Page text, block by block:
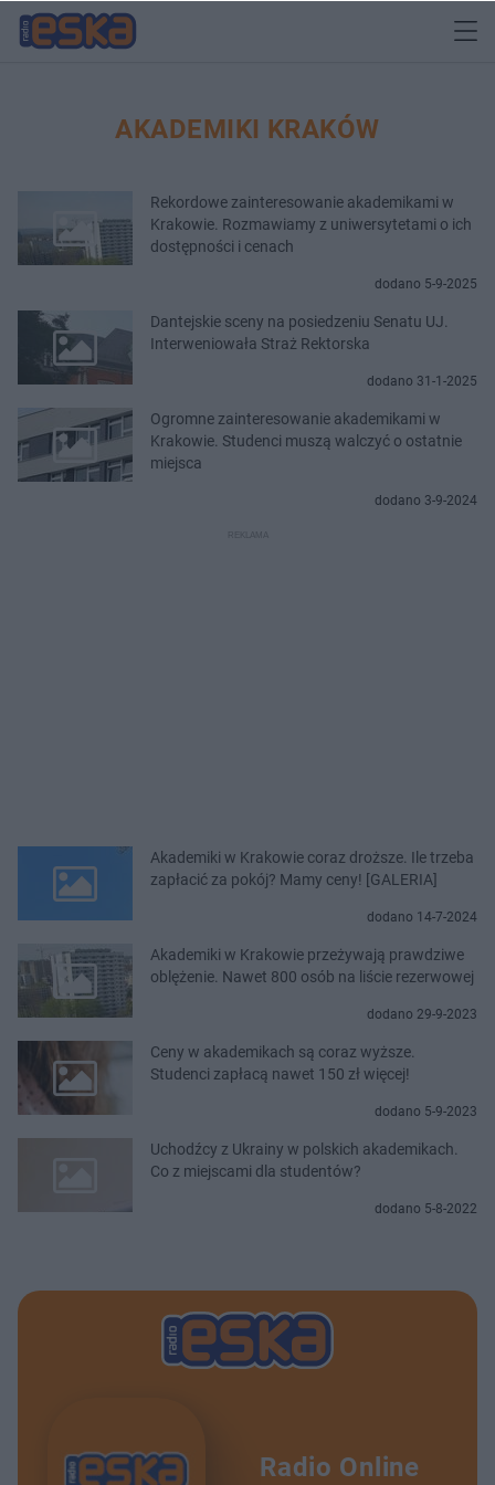
AKADEMIKI KRAKÓW
Rekordowe zainteresowanie akademikami w
Krakowie. Rozmawiamy z uniwersytetami o ich
dostępności i cenach
dodano 5-9-2025
Dantejskie sceny na posiedzeniu Senatu UJ.
Interweniowała Straż Rektorska
dodano 31-1-2025
Ogromne zainteresowanie akademikami w
Krakowie. Studenci muszą walczyć o ostatnie
miejsca
dodano 3-9-2024
Akademiki w Krakowie coraz droższe. Ile trzeba
zapłacić za pokój? Mamy ceny! [GALERIA]
dodano 14-7-2024
Akademiki w Krakowie przeżywają prawdziwe
oblężenie. Nawet 800 osób na liście rezerwowej
dodano 29-9-2023
Ceny w akademikach są coraz wyższe.
Studenci zapłacą nawet 150 zł więcej!
dodano 5-9-2023
Uchodźcy z Ukrainy w polskich akademikach.
Co z miejscami dla studentów?
dodano 5-8-2022
Radio Online